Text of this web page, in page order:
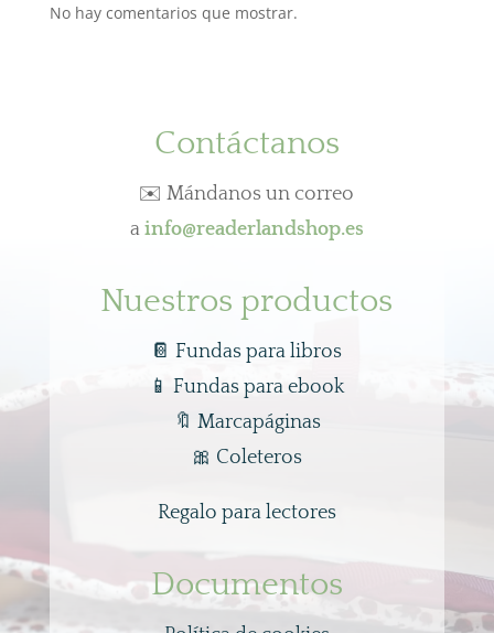
No hay comentarios que mostrar.
Contáctanos
✉️ Mándanos un correo
a info@readerlandshop.es
Nuestros productos
📔 Fundas para libros
📱Fundas para ebook
🔖 Marcapáginas
🎀 Coleteros
Regalo para lectores
Documentos